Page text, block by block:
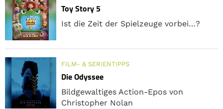
Toy Story 5
Ist die Zeit der Spielzeuge vorbei…?
FILM- & SERIENTIPPS
Die Odyssee
Bildgewaltiges Action-Epos von
Christopher Nolan